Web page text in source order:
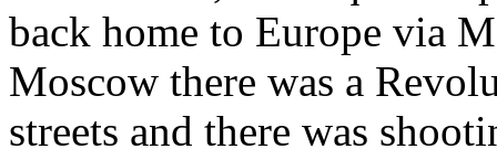
back home to Europe via
Moscow there was a
streets and there was